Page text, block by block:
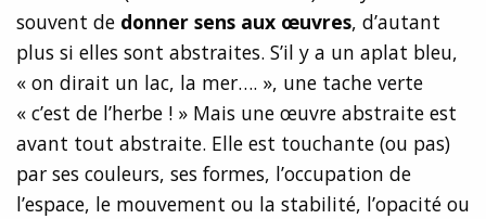
souvent de donner sens aux œuvres, d’autant
plus si elles sont abstraites. S’il y a un aplat bleu,
« on dirait un lac, la mer…. », une tache verte
« c’est de l’herbe ! » Mais une œuvre abstraite est
avant tout abstraite. Elle est touchante (ou pas)
par ses couleurs, ses formes, l’occupation de
l’espace, le mouvement ou la stabilité, l’opacité ou